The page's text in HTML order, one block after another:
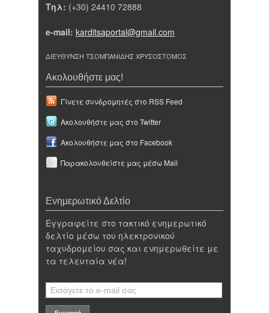
Τηλ: (+30) 24410 72888
e-mail: karditsaportal@gmail.com
ΔΙΕΥΘΥΝΣΗ ΤΣΟΜΠΑΝΙΔΗΣ ΧΡΥΣΟΣΤΟΜΟΣ
Ακολουθήστε μας!
Γίνετε συνδρομητές στο RSS Feed
Ακολουθήστε μας στο Twitter
Ακολουθήστε μας στο Facebook
Παρακολουθείστε μας μέσω Mail
Ενημερωτικό Δελτίο
Εγγραφείτε στο τακτικό ενημερωτικό
δελτίο μέσω του ηλεκτρονικού
ταχυδρομείου σας και ενημερωθείτε με
τα τελευταία νέα!